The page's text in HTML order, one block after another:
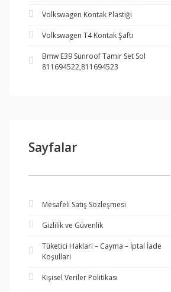
Volkswagen Kontak Plastiği
Volkswagen T4 Kontak Şaftı
Bmw E39 Sunroof Tamir Set Sol
811694522,811694523
Sayfalar
Mesafeli Satış Sözleşmesi
Gizlilik ve Güvenlik
Tüketici Haklari – Cayma – İptal İade
Koşullari
Kişisel Veriler Politikası